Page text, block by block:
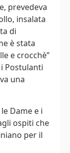
prevedeva
insalata
di
è stata
e crocchè”
Postulanti
una
Dame e i
ospiti che
per il